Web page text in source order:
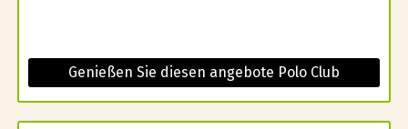
Genießen Sie diesen angebote Polo Club